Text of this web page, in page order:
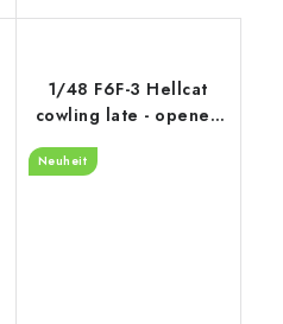
1/48 F6F-3 Hellcat
cowling late - opened
for Eduard
Neuheit